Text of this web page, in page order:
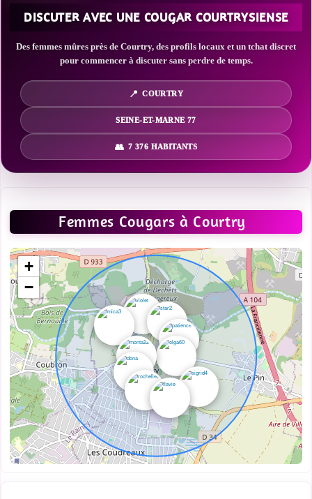
DISCUTER AVEC UNE COUGAR COURTRYSIENSE
Des femmes mûres près de Courtry, des profils locaux et un tchat discret
pour commencer à discuter sans perdre de temps.
COURTRY
SEINE-ET-MARNE 77
7 376 HABITANTS
Femmes Cougars à Courtry
+
−